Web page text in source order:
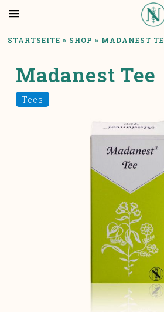
YOU ARE HERE
STARTSEITE » SHOP » MADANEST
Madanest Tee
Tees